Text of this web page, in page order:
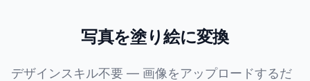
写真を塗り絵に変換
デザインスキル不要 — 画像をアップロードするだ